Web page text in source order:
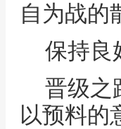
自为战的
保持良
晋级之
以预料的